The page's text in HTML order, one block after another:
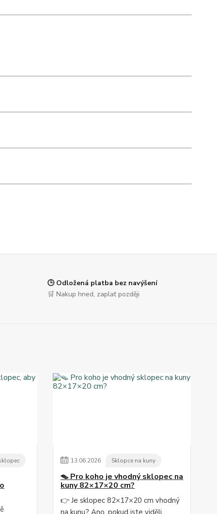
🕒 Odložená platba bez navýšení
🛒 Nakup hned, zaplať později
13.06.2026 Sklopce na kuny
🪤 Pro koho je vhodný sklopec na
kuny 82×17×20 cm?
👉 Je sklopec 82×17×20 cm vhodný
na kunu? Ano, pokud jste viděli